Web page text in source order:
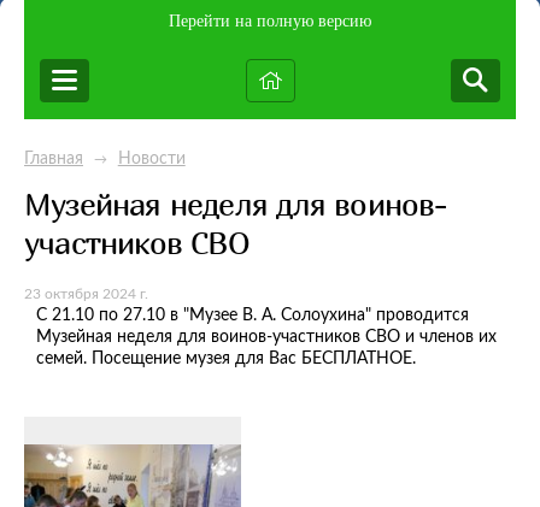
Перейти на полную версию
Главная → Новости
Музейная неделя для воинов-
участников СВО
23 октября 2024 г.
С 21.10 по 27.10 в "Музее В. А. Солоухина" проводится
Музейная неделя для воинов-участников СВО и членов их
семей. Посещение музея для Вас БЕСПЛАТНОЕ.